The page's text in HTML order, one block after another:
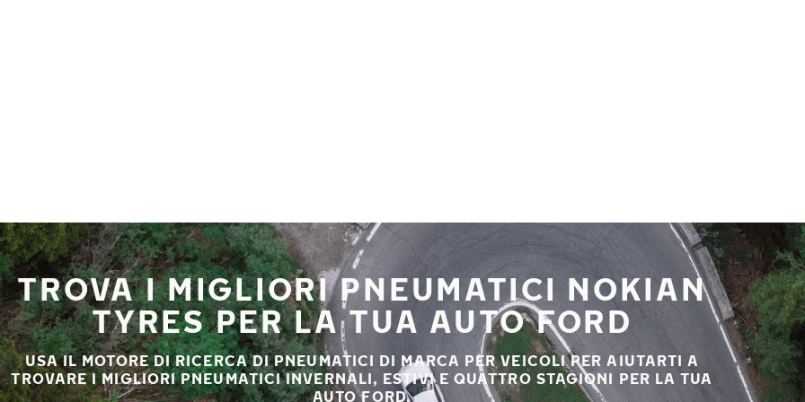
TROVA I MIGLIORI PNEUMATICI NOKIAN
TYRES PER LA TUA AUTO FORD
USA IL MOTORE DI RICERCA DI PNEUMATICI DI MARCA PER VEICOLI PER AIUTARTI A
TROVARE I MIGLIORI PNEUMATICI INVERNALI, ESTIVI E QUATTRO STAGIONI PER LA TUA
AUTO FORD.